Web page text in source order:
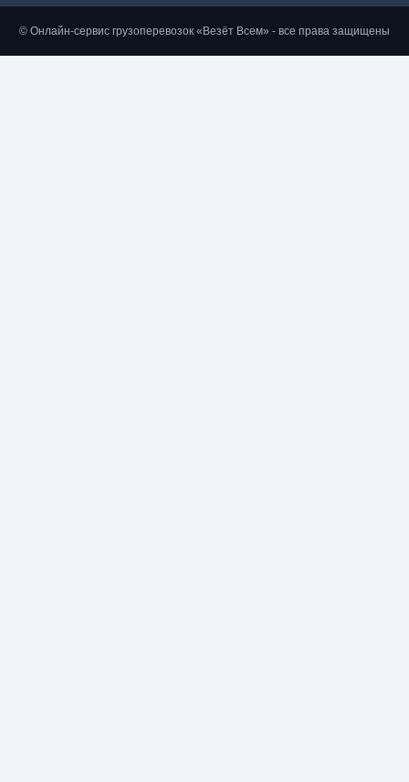
© Онлайн-сервис грузоперевозок «Везёт Всем» - все права защищены